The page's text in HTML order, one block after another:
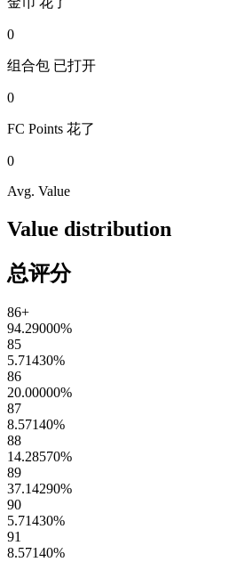
0
组合包 已打开
0
FC Points 花了
0
Avg. Value
Value distribution
总评分
86+
94.29000%
85
5.71430%
86
20.00000%
87
8.57140%
88
14.28570%
89
37.14290%
90
5.71430%
91
8.57140%